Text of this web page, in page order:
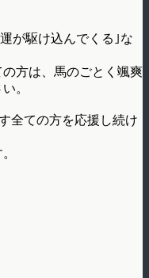
が駆け込んでくる｣な
方は、馬のごとく颯爽
。
全ての方を応援し続け